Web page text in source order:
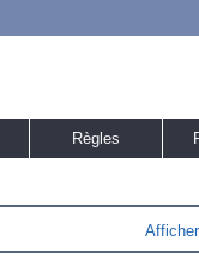
Règles